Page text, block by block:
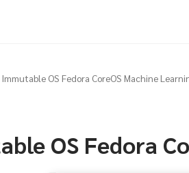
Immutable OS Fedora CoreOS Machine
OS Fedora